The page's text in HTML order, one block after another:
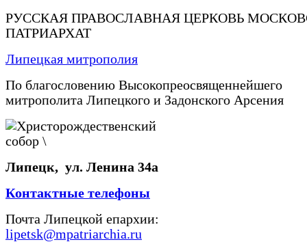
РУССКАЯ ПРАВОСЛАВНАЯ ЦЕРКОВЬ
ПАТРИАРХАТ
Липецкая митрополия
По благословению Высокопреосвященнейшего
митрополита Липецкого и Задонского Арсения
Липецк, ул. Ленина 34а
Контактные телефоны
Почта Липецкой епархии:
lipetsk@mpatriarchia.ru